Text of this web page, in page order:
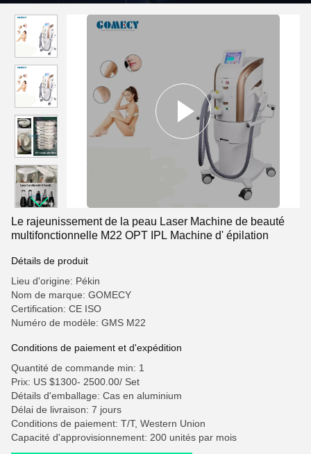
Le rajeunissement de la peau Laser Machine de beauté
multifonctionnelle M22 OPT IPL Machine d' épilation
Détails de produit
Lieu d'origine: Pékin
Nom de marque: GOMECY
Certification: CE ISO
Numéro de modèle: GMS M22
Conditions de paiement et d'expédition
Quantité de commande min: 1
Prix: US $1300- 2500.00/ Set
Détails d'emballage: Cas en aluminium
Délai de livraison: 7 jours
Conditions de paiement: T/T, Western Union
Capacité d'approvisionnement: 200 unités par mois